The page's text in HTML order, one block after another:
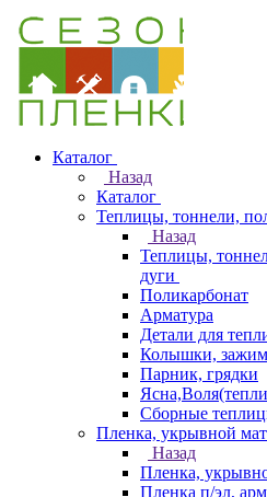
Каталог
Назад
Каталог
Теплицы, тоннели,
Назад
Теплицы,
дуги
Поликарбонат
Арматура
Детали для
Колышки,
Парник, грядки
Сборные
Пленка, укрывной
Назад
Пленка,
Пленка п/эл,